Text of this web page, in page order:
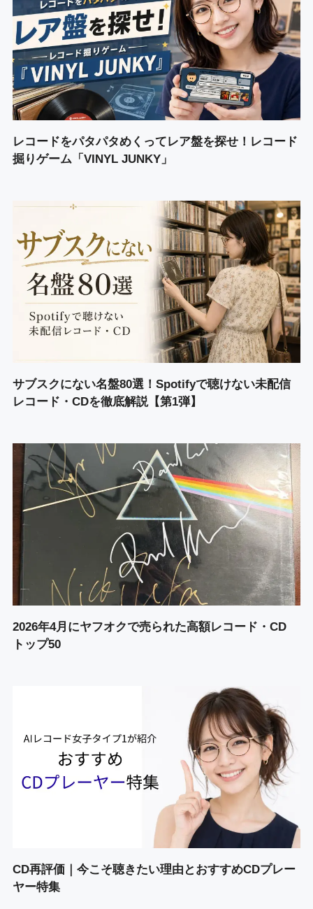
レコードをパタパタめくってレア盤を探せ！レコード
掘りゲーム「VINYL JUNKY」
サブスクにない名盤80選！Spotifyで聴けない未配信
レコード・CDを徹底解説【第1弾】
2026年4月にヤフオクで売られた高額レコード・CD
トップ50
CD再評価｜今こそ聴きたい理由とおすすめCDプレー
ヤー特集